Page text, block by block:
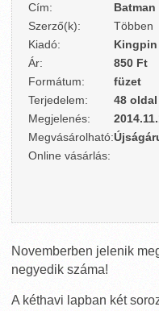
Cím:
Batman
Szerző(k):
Többen
Kiadó:
Kingpin
Ár:
850 Ft
Formátum:
füzet
Terjedelem:
48 oldal
Megjelenés:
Megvásárolható:
Online vásárlás:
Novemberben jelenik
negyedik száma!
A kéthavi lapban két